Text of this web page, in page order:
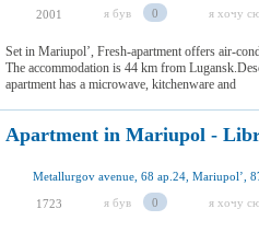
2001 я був 0 я хочу
Set in Mariupolʼ, Fresh-apartment offers air-
The accommodation is 44 km from
apartment has a microwave, kitchenware and
Apartment in Mariupol -
Metallurgov avenue, 68 ap.24, Mariupolʼ,
1723 я був 0 я хочу